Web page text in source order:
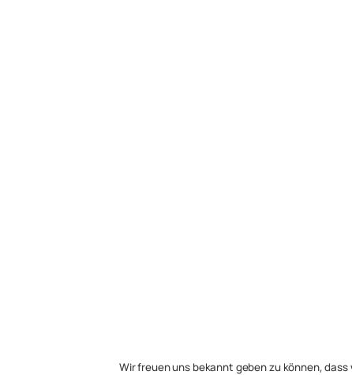
Wir freuen uns bekannt geben zu können,